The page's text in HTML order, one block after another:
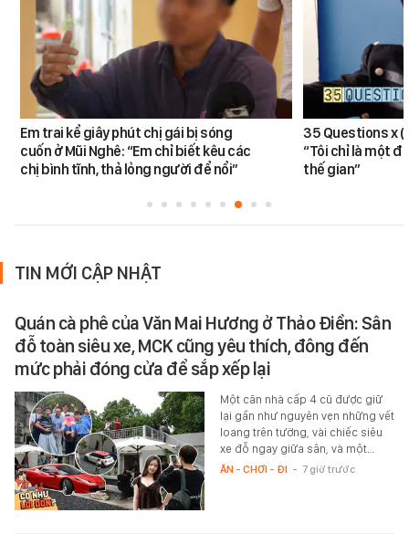
Em trai kể giây phút chị gái bị sóng
cuốn ở Mũi Nghê: “Em chỉ biết kêu các
chị bình tĩnh, thả lỏng người để nổi”
35 Questions x
“Tôi chỉ là một
thế gian”
TIN MỚI CẬP NHẬT
Quán cà phê của Văn Mai Hương ở Thảo Điền: Sân
đỗ toàn siêu xe, MCK cũng yêu thích, đông đến
mức phải đóng cửa để sắp xếp lại
Một căn nhà cấp 4 cũ được giữ
lại gần như nguyên vẹn những vết
loang trên tường, vài chiếc siêu
xe đỗ ngay giữa sân, và một…
ĂN - CHƠI - ĐI - 7 giờ trước